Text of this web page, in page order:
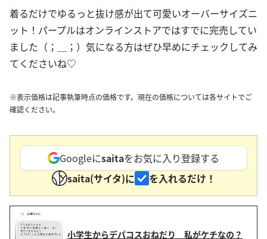
着るだけでゆるっと抜け感が出て可愛いオーバーサイズニ
ット！パープルはオンラインストアではすでに完売してい
ました（；＿；）気になる方はぜひ早めにチェックしてみ
てくださいね♡
※表示価格は記事執筆時点の価格です。現在の価格については各サイトでご
確認ください。
Googleにsaitaをお気に入り登録する
saita(サイタ)に
を入れるだけ！
小学生からデパコスおねだり 私がケチなの？